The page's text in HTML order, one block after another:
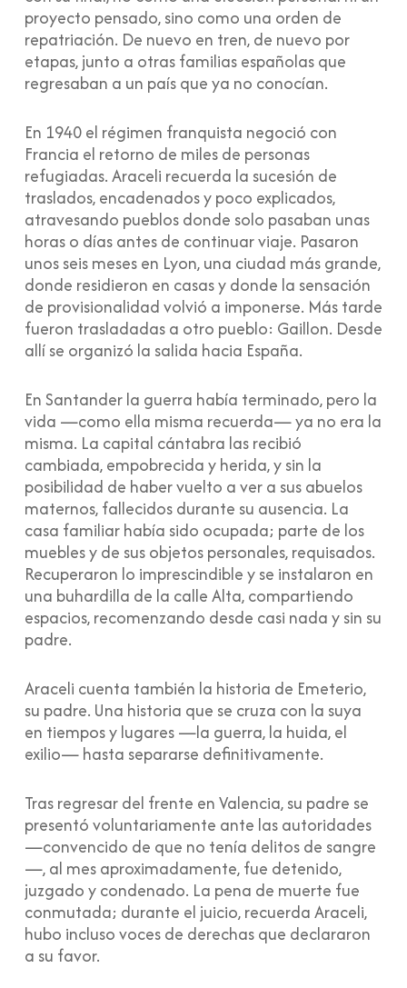
proyecto pensado, sino como una orden de
repatriación. De nuevo en tren, de nuevo por
etapas, junto a otras familias españolas que
regresaban a un país que ya no conocían.
En 1940 el régimen franquista negoció con
Francia el retorno de miles de personas
refugiadas. Araceli recuerda la sucesión de
traslados, encadenados y poco explicados,
atravesando pueblos donde solo pasaban unas
horas o días antes de continuar viaje. Pasaron
unos seis meses en Lyon, una ciudad más grande,
donde residieron en casas y donde la sensación
de provisionalidad volvió a imponerse. Más tarde
fueron trasladadas a otro pueblo: Gaillon. Desde
allí se organizó la salida hacia España.
En Santander la guerra había terminado, pero la
vida —como ella misma recuerda— ya no era la
misma. La capital cántabra las recibió
cambiada, empobrecida y herida, y sin la
posibilidad de haber vuelto a ver a sus abuelos
maternos, fallecidos durante su ausencia. La
casa familiar había sido ocupada; parte de los
muebles y de sus objetos personales, requisados.
Recuperaron lo imprescindible y se instalaron en
una buhardilla de la calle Alta, compartiendo
espacios, recomenzando desde casi nada y sin su
padre.
Araceli cuenta también la historia de Emeterio,
su padre. Una historia que se cruza con la suya
en tiempos y lugares —la guerra, la huida, el
exilio— hasta separarse definitivamente.
Tras regresar del frente en Valencia, su padre se
presentó voluntariamente ante las autoridades
—convencido de que no tenía delitos de sangre
—, al mes aproximadamente, fue detenido,
juzgado y condenado. La pena de muerte fue
conmutada; durante el juicio, recuerda Araceli,
hubo incluso voces de derechas que declararon
a su favor.